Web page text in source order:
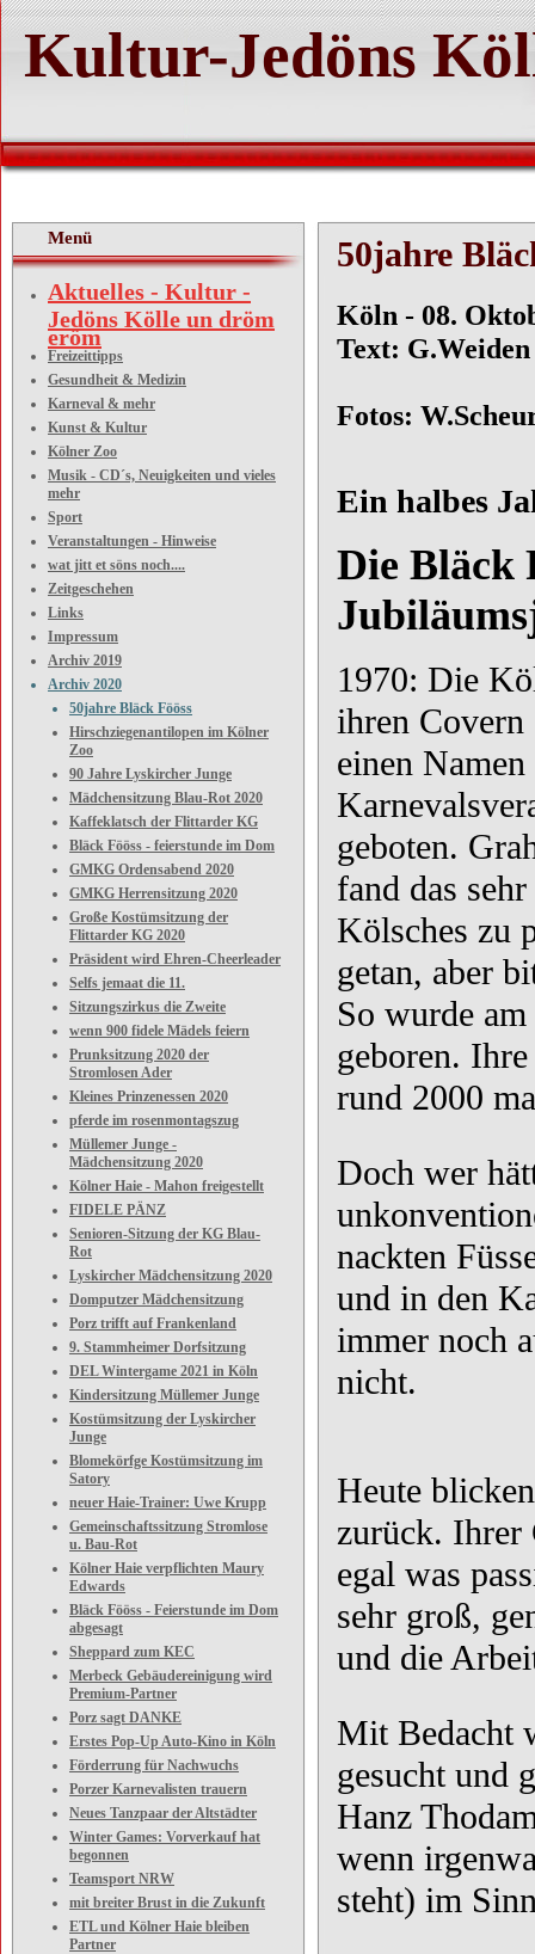
Kultur-Jedöns
Menü
Aktuelles - Kultur -
Jedöns Kölle un dröm
eröm
Freizeittipps
Gesundheit & Medizin
Karneval & mehr
Kunst & Kultur
Kölner Zoo
Musik - CD´s, Neuigkeiten und vieles
mehr
Sport
Veranstaltungen - Hinweise
wat jitt et söns noch....
Zeitgeschehen
Links
Impressum
Archiv 2019
Archiv 2020
50jahre Bläck Fööss
Hirschziegenantilopen im Kölner
Zoo
90 Jahre Lyskircher Junge
Mädchensitzung Blau-Rot 2020
Kaffeklatsch der Flittarder KG
Bläck Fööss - feierstunde im Dom
GMKG Ordensabend 2020
GMKG Herrensitzung 2020
Große Kostümsitzung der
Flittarder KG 2020
Präsident wird Ehren-Cheerleader
Selfs jemaat die 11.
Sitzungszirkus die Zweite
wenn 900 fidele Mädels feiern
Prunksitzung 2020 der
Stromlosen Ader
Kleines Prinzenessen 2020
pferde im rosenmontagszug
Müllemer Junge -
Mädchensitzung 2020
Kölner Haie - Mahon freigestellt
FIDELE PÄNZ
Senioren-Sitzung der KG Blau-
Rot
Lyskircher Mädchensitzung 2020
Domputzer Mädchensitzung
Porz trifft auf Frankenland
9. Stammheimer Dorfsitzung
DEL Wintergame 2021 in Köln
Kindersitzung Müllemer Junge
Kostümsitzung der Lyskircher
Junge
Blomekörfge Kostümsitzung im
Satory
neuer Haie-Trainer: Uwe Krupp
Gemeinschaftssitzung Stromlose
u. Bau-Rot
Kölner Haie verpflichten Maury
Edwards
Bläck Fööss - Feierstunde im Dom
abgesagt
Sheppard zum KEC
Merbeck Gebäudereinigung wird
Premium-Partner
Porz sagt DANKE
Erstes Pop-Up Auto-Kino in Köln
Förderrung für Nachwuchs
Porzer Karnevalisten trauern
Neues Tanzpaar der Altstädter
Winter Games: Vorverkauf hat
begonnen
Teamsport NRW
mit breiter Brust in die Zukunft
ETL und Kölner Haie bleiben
Partner
50jahre
Köln
Text: G.Weiden
Fotos:
Ein halbes
Die Bläck
1970: Die
ihren
einen
geboten.
fand das
Kölsches zu
getan, aber
So wurde
geboren.
rund 2000
Doch wer
nackten
und in den
immer noch
nicht.
Heute
zurück. Ihrer
egal was
sehr groß,
und die
Mit Bedacht
gesucht und
Hanz
wenn
steht) im